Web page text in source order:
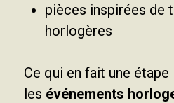
pièces inspirées de
horlogères
Ce qui en fait une
les événements